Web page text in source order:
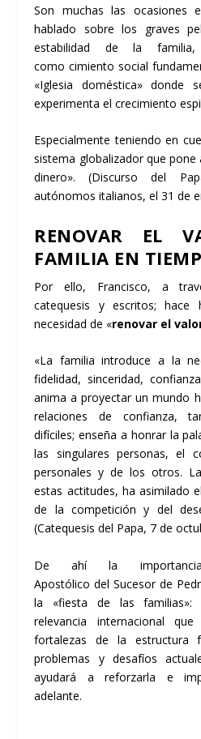
Son muchas las ocasiones
hablado sobre los graves
estabilidad de la
comocimiento social
«Iglesia doméstica»
experimenta el crecimiento
Especialmente teniendo en
sistema globalizadorque pone
dinero». (Discurso del
autónomos italianos, el 31 de
RENOVAR EL
FAMILIA EN
Por ello, Francisco, a
catequesis y escritos; hace
necesidad de «renovar el
«La familia introduce a la
fidelidad, sinceridad,
anima a proyectar un mundo
relaciones de confianza,
difíciles; enseña a honrar la
las singulares personas, el
personales y de los otros.
estas actitudes, ha asimilado
de la competición y del
(Catequesis del Papa, 7 de
De ahí la
Apostólico delSucesor de
la «fiesta de las familias»:
relevancia internacional
fortalezas de la estructura
problemas y desafíos
ayudará a reforzarla e
adelante.